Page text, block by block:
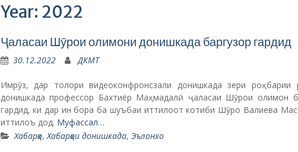
Year: 2022
Ҷаласаи Шӯрои олимони донишкада баргузор гардид
30.12.2022 ДКМТ
Имрӯз, дар толори видеоконфронсзали донишкада зери роҳбарии
донишкада профессор Бахтиёр Маҳмадалӣ ҷаласаи Шӯрои олимон
гардид, ки дар ин бора ба шуъбаи иттилоот котиби Шӯро Валиева
иттилоъ дод. Муфассал…
Хабарҳо, Хабарҳои донишкада, Эълонхо